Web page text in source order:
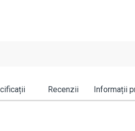
Recenzii Informații